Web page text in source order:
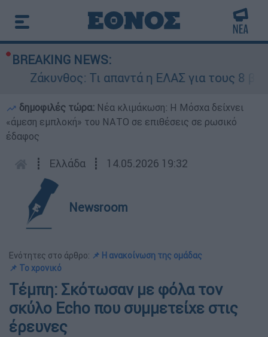
BREAKING NEWS:
Ζάκυνθος: Τι απαντά η ΕΛΑΣ για τους 8
δημοφιλές τώρα: Νέα κλιμάκωση: Η Μόσχα δείχνει
«άμεση εμπλοκή» του ΝΑΤΟ σε επιθέσεις σε ρωσικό
έδαφος
┋ Ελλάδα ┋ 14.05.2026 19:32
Newsroom
Ενότητες στο άρθρο: 📌 Η ανακοίνωση της ομάδας
📌 Το χρονικό
Τέμπη: Σκότωσαν με φόλα τον
σκύλο Echo που συμμετείχε στις
έρευνες